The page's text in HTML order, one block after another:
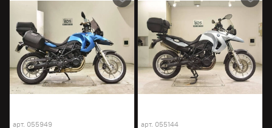
арт. 055949 арт. 055144